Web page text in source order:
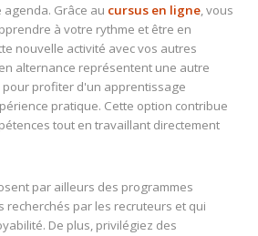
Grâce au cursus en ligne, vous
à votre rythme et être en
nouvelle activité avec vos autres
alternance représentent une autre
profiter d'un apprentissage
pratique. Cette option contribue
tout en travaillant directement
par ailleurs des programmes
recherchés par les recruteurs et qui
De plus, privilégiez des